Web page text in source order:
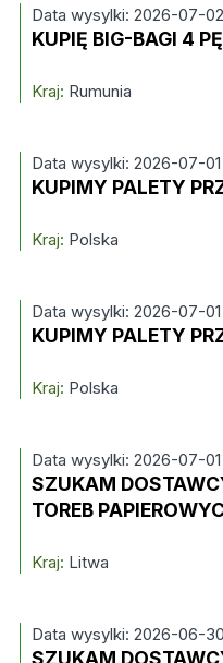
Data wysylki: 2026-07-02
KUPIĘ BIG-BAGI 4
Kraj: Rumunia
Data wysylki: 2026-07-01
KUPIMY PALETY
Kraj: Polska
Data wysylki: 2026-07-01
KUPIMY PALETY
Kraj: Polska
Data wysylki: 2026-07-01
SZUKAM
TOREB
Kraj: Litwa
Data wysylki: 2026-06-30
SZUKAM